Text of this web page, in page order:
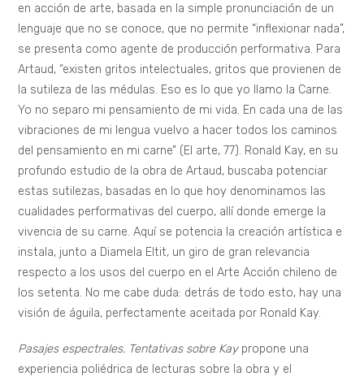
en acción de arte, basada en la simple pronunciación de un
lenguaje que no se conoce, que no permite “inflexionar nada”,
se presenta como agente de producción performativa. Para
Artaud, “existen gritos intelectuales, gritos que provienen de
la sutileza de las médulas. Eso es lo que yo llamo la Carne.
Yo no separo mi pensamiento de mi vida. En cada una de las
vibraciones de mi lengua vuelvo a hacer todos los caminos
del pensamiento en mi carne” (El arte, 77). Ronald Kay, en su
profundo estudio de la obra de Artaud, buscaba potenciar
estas sutilezas, basadas en lo que hoy denominamos las
cualidades performativas del cuerpo, allí donde emerge la
vivencia de su carne. Aquí se potencia la creación artística e
instala, junto a Diamela Eltit, un giro de gran relevancia
respecto a los usos del cuerpo en el Arte Acción chileno de
los setenta. No me cabe duda: detrás de todo esto, hay una
visión de águila, perfectamente aceitada por Ronald Kay.
Pasajes espectrales. Tentativas sobre Kaypropone una
experiencia poliédrica de lecturas sobre la obra y el